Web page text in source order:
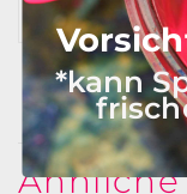
*kann